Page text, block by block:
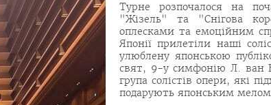
Турне розпочалося на
"Жізель" та "Снігова
оплесками та емоційним
Японії прилетіли наші
улюблену японською
свят, 9-у симфонію Л. ван
група солістів опери, які
подарують японським